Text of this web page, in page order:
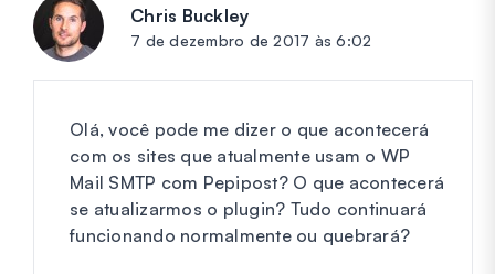
Chris Buckley
7 de dezembro de 2017 às 6:02
Olá, você pode me dizer o que acontecerá
com os sites que atualmente usam o WP
Mail SMTP com Pepipost? O que acontecerá
se atualizarmos o plugin? Tudo continuará
funcionando normalmente ou quebrará?